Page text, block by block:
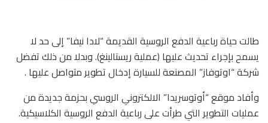
طالت حياة رباعية الدفع الروسية القديمة “لادا نيفا” إلى حد لا
يسمح بإجراء تحديث عليها (عملية ريستالينغ). وبدلا من ذلك تفضل
شركة “اوتوفاز” المصنعة للسيارة إدخال تطوير متواصل عليها .
وأفاد موقع “أوتوسريدا” الالكتروني الروسي بحزمة جديدة من
عمليات التطوير التي طرأت على رباعية الدفع الروسية الكلاسيكية.